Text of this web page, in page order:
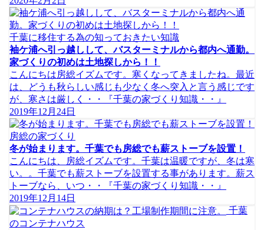
千葉に移住する為の知っておきたい知識
袖ケ浦へ引っ越しして、バスターミナルから都内へ通勤。
家づくりの初めは土地探しから！！
こんにちは房総イズムです。寒くなってきましたね。最近
は、どうも秋らしい感じも少なく冬へ突入と言う感じです
が、寒さは厳しく・・『千葉の家づくり知識・・』
2019年12月24日
房総の家づくり
冬が始まります。千葉でも房総でも薪ストーブを設置！
こんにちは、房総イズムです。千葉は温暖ですが、冬は寒
い。。千葉でも薪ストーブを設置する事があります。薪ス
トーブなら、いつ・・『千葉の家づくり知識・・』
2019年12月14日
千葉
のコンテナハウス